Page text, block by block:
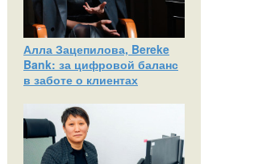
Алла Зацепилова, Bereke
Bank: за цифровой баланс
в заботе о клиентах